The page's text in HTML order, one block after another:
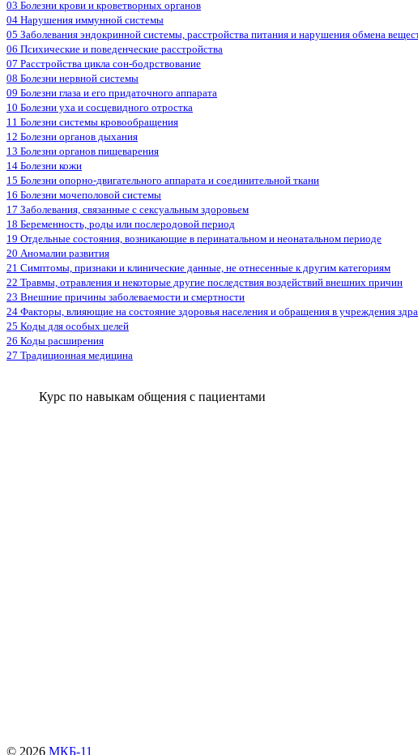
03 Болезни крови и кроветворных органов
04 Нарушения иммунной системы
05 Заболевания эндокринной системы, расстройства питания и нарушения обмена
06 Психические и поведенческие расстройства
07 Расстройства цикла сон-бодрствование
08 Болезни нервной системы
09 Болезни глаза и его придаточного аппарата
10 Болезни уха и сосцевидного отростка
11 Болезни системы кровообращения
12 Болезни органов дыхания
13 Болезни органов пищеварения
14 Болезни кожи
15 Болезни опорно-двигательного аппарата и соединительной ткани
16 Болезни мочеполовой системы
17 Заболевания, связанные с сексуальным здоровьем
18 Беременность, роды или послеродовой период
19 Отдельные состояния, возникающие в перинатальном и неонатальном периоде
20 Аномалии развития
21 Симптомы, признаки и клинические данные, не отнесенные к другим категориям
22 Травмы, отравления и некоторые другие последствия воздействий внешних причин
23 Внешние причины заболеваемости и смертности
24 Факторы, влияющие на состояние здоровья населения и обращения в учреждения
25 Коды для особых целей
26 Коды расширения
27 Традиционная медицина
Курс по навыкам общения с пациентами
© 2026 МКБ-11